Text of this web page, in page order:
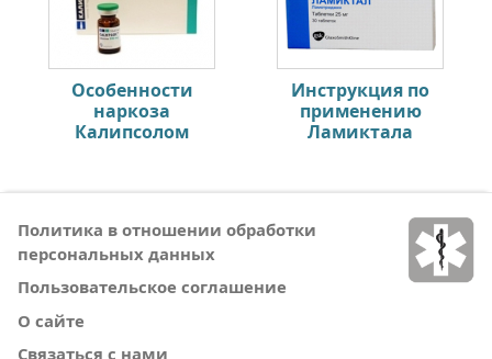
Особенности
наркоза
Калипсолом
Инструкция по
применению
Ламиктала
Политика в отношении обработки
персональных данных
Пользовательское соглашение
О сайте
Связаться с нами